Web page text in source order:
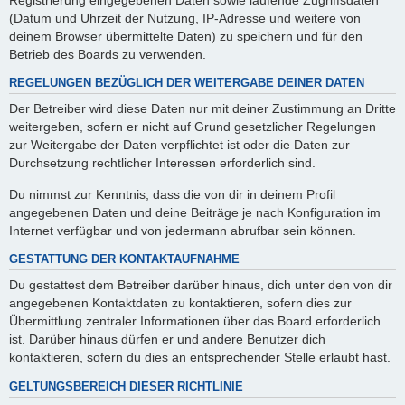
(Datum und Uhrzeit der Nutzung, IP-Adresse und weitere von
deinem Browser übermittelte Daten) zu speichern und für den
Betrieb des Boards zu verwenden.
REGELUNGEN BEZÜGLICH DER WEITERGABE DEINER DATEN
Der Betreiber wird diese Daten nur mit deiner Zustimmung an Dritte
weitergeben, sofern er nicht auf Grund gesetzlicher Regelungen
zur Weitergabe der Daten verpflichtet ist oder die Daten zur
Durchsetzung rechtlicher Interessen erforderlich sind.
Du nimmst zur Kenntnis, dass die von dir in deinem Profil
angegebenen Daten und deine Beiträge je nach Konfiguration im
Internet verfügbar und von jedermann abrufbar sein können.
GESTATTUNG DER KONTAKTAUFNAHME
Du gestattest dem Betreiber darüber hinaus, dich unter den von dir
angegebenen Kontaktdaten zu kontaktieren, sofern dies zur
Übermittlung zentraler Informationen über das Board erforderlich
ist. Darüber hinaus dürfen er und andere Benutzer dich
kontaktieren, sofern du dies an entsprechender Stelle erlaubt hast.
GELTUNGSBEREICH DIESER RICHTLINIE